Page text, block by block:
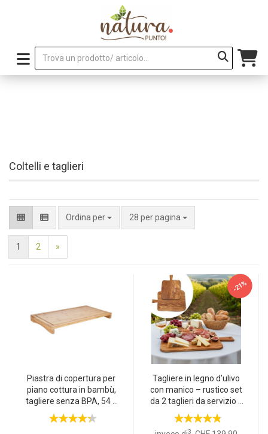
Coltelli e taglieri
Ordina per 28 per pagina
1 2 »
Piastra di copertura per
piano cottura in bambù,
tagliere senza BPA, 54 x
28 x 4,3 cm
-21%
Tagliere in legno d’ulivo
con manico – rustico set
da 2 taglieri da servizio e
da taglio – fatto a mano,
oliato, resistente al taglio
3